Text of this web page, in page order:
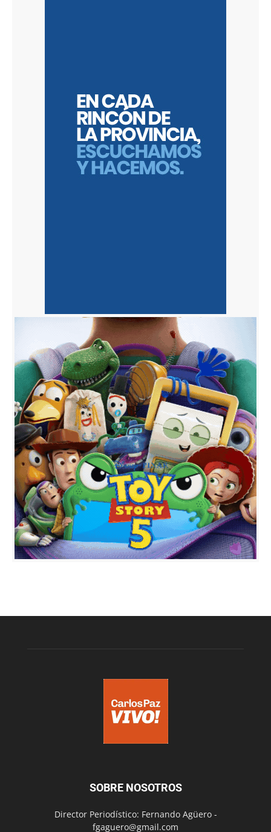
SOBRE NOSOTROS
Director Periodístico: Fernando Agüero -
fgaguero@gmail.com